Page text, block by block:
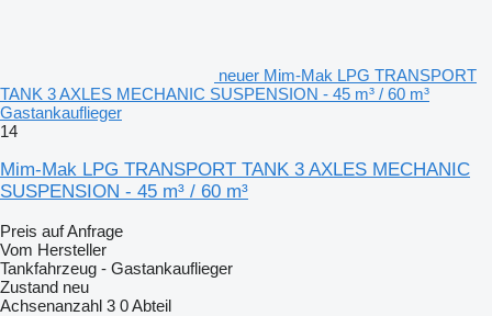
neuer Mim-Mak LPG TRANSPORT
TANK 3 AXLES MECHANIC SUSPENSION - 45 m³ / 60 m³
Gastankauflieger
14
Mim-Mak LPG TRANSPORT TANK 3 AXLES MECHANIC
SUSPENSION - 45 m³ / 60 m³
Preis auf Anfrage
Vom Hersteller
Tankfahrzeug - Gastankauflieger
Zustand neu
Achsenanzahl 3 0 Abteil